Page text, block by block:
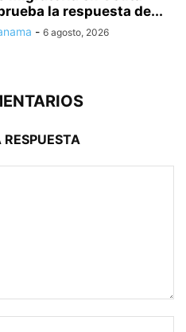
la respuesta de...
- 6 agosto, 2026